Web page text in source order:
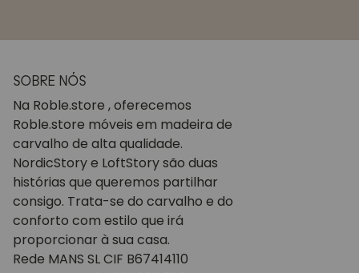
SOBRE NÓS
Na Roble.store , oferecemos
Roble.store móveis em madeira de
carvalho de alta qualidade.
NordicStory e LoftStory são duas
histórias que queremos partilhar
consigo. Trata-se do carvalho e do
conforto com estilo que irá
proporcionar à sua casa.
Rede MANS SL CIF B67414110